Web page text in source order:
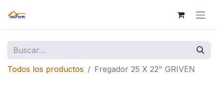
Todos los productos Fregador 25 X 22" GRIVEN